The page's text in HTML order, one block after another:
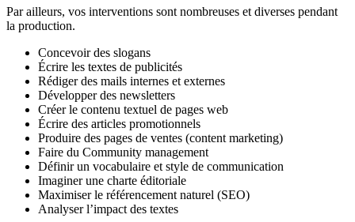
Par ailleurs, vos interventions sont nombreuses et diverses pendant
la production.
Concevoir des slogans
Écrire les textes de publicités
Rédiger des mails internes et externes
Développer des newsletters
Créer le contenu textuel de pages web
Écrire des articles promotionnels
Produire des pages de ventes (content marketing)
Faire du Community management
Définir un vocabulaire et style de communication
Imaginer une charte éditoriale
Maximiser le référencement naturel (SEO)
Analyser l’impact des textes